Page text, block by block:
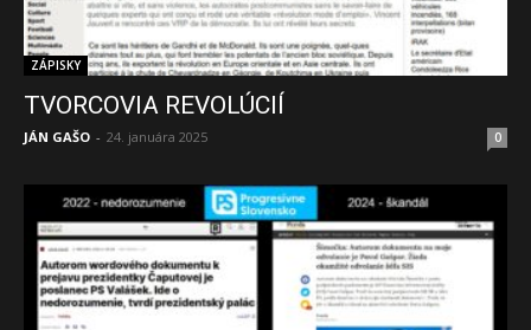
ZÁPISKY
TVORCOVIA REVOLÚCIÍ
JÁN GAŠO - 24. januára 2025 0